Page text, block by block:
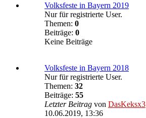
Volksfeste in Bayern 2019
Nur für registrierte User.
Themen: 0
Beiträge: 0
Keine Beiträge
Volksfeste in Bayern 2018
Nur für registrierte User.
Themen: 32
Beiträge: 55
Letzter Beitrag von DasKeksx3
10.06.2019, 13:36